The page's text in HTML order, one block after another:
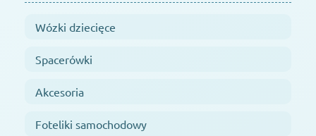
Wózki dziecięce
Spacerówki
Akcesoria
Foteliki samochodowy